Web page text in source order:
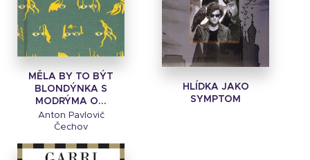
MĚLA BY TO BÝT
BLONDÝNKA S
MODRÝMA O...
Anton Pavlovič
Čechov
HLÍDKA JAKO
SYMPTOM